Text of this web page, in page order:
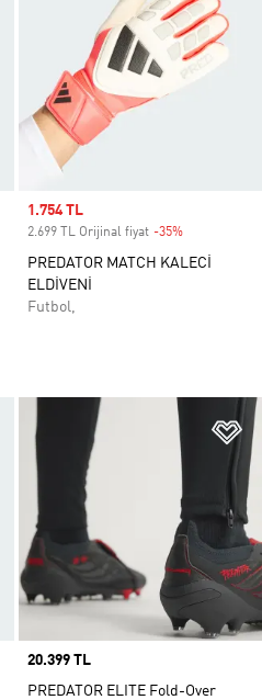
Sale price
1.754 TL
2.699 TL Orijinal fiyat -35%
PREDATOR MATCH KALECİ
ELDİVENİ
Futbol,
Favori Listesine Ekle
Price
20.399 TL
PREDATOR ELITE Fold-Over